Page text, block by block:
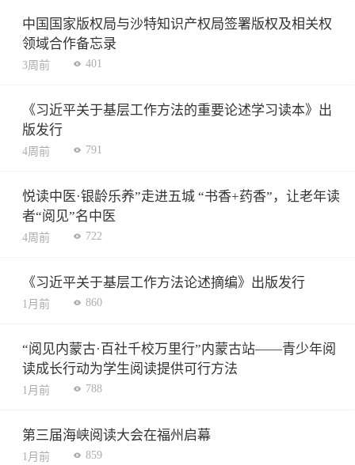
中国国家版权局与沙特知识产权局签署版权及相关权
领域合作备忘录
3周前 401
《习近平关于基层工作方法的重要论述学习读本》出
版发行
4周前 791
悦读中医·银龄乐养”走进五城 “书香+药香”，让老年读
者“阅见”名中医
4周前 722
《习近平关于基层工作方法论述摘编》出版发行
1月前 860
“阅见内蒙古·百社千校万里行”内蒙古站——青少年阅
读成长行动为学生阅读提供可行方法
1月前 788
第三届海峡阅读大会在福州启幕
1月前 859